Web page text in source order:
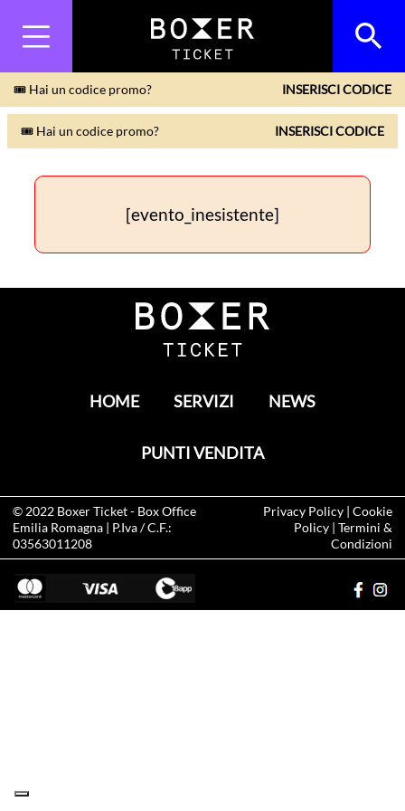
🎟 Hai un codice promo? INSERISCI CODICE
🎟 Hai un codice promo? INSERISCI CODICE
[evento_inesistente]
HOME SERVIZI NEWS
PUNTI VENDITA
© 2022 Boxer Ticket- Box Office
Emilia Romagna | P.Iva / C.F.:
03563011208
Privacy Policy| Cookie
Policy| Termini &
Condizioni